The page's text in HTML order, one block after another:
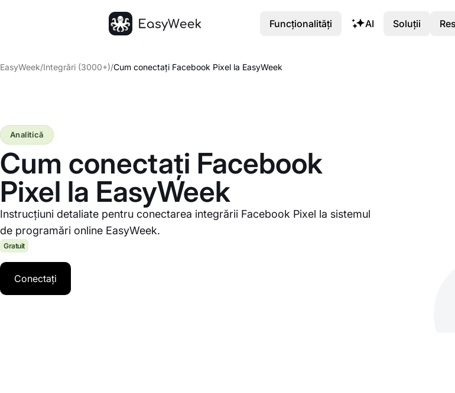
EasyWeek/Integrări (3000+)/Cum conectați Facebook Pixel la EasyWeek
Cum conectați Facebook
Pixel la EasyWeek
Instrucțiuni detaliate pentru conectarea integrării Facebook Pixel la sistemul
de programări online EasyWeek.
Analitică
Gratuit
Conectați
Funcționalități AI Soluții